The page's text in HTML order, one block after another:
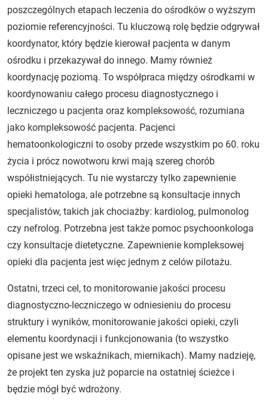
poszczególnych etapach leczenia do ośrodków o wyższym
poziomie referencyjności. Tu kluczową rolę będzie odgrywał
koordynator, który będzie kierował pacjenta w danym
ośrodku i przekazywał do innego. Mamy również
koordynację poziomą. To współpraca między ośrodkami w
koordynowaniu całego procesu diagnostycznego i
leczniczego u pacjenta oraz kompleksowość, rozumiana
jako kompleksowość pacjenta. Pacjenci
hematoonkologiczni to osoby przede wszystkim po 60. roku
życia i prócz nowotworu krwi mają szereg chorób
współistniejących. Tu nie wystarczy tylko zapewnienie
opieki hematologa, ale potrzebne są konsultacje innych
specjalistów, takich jak chociażby: kardiolog, pulmonolog
czy nefrolog. Potrzebna jest także pomoc psychoonkologa
czy konsultacje dietetyczne. Zapewnienie kompleksowej
opieki dla pacjenta jest więc jednym z celów pilotażu.
Ostatni, trzeci cel, to monitorowanie jakości procesu
diagnostyczno-leczniczego w odniesieniu do procesu
struktury i wyników, monitorowanie jakości opieki, czyli
elementu koordynacji i funkcjonowania (to wszystko
opisane jest we wskaźnikach, miernikach). Mamy nadzieję,
że projekt ten zyska już poparcie na ostatniej ścieżce i
będzie mógł być wdrożony.